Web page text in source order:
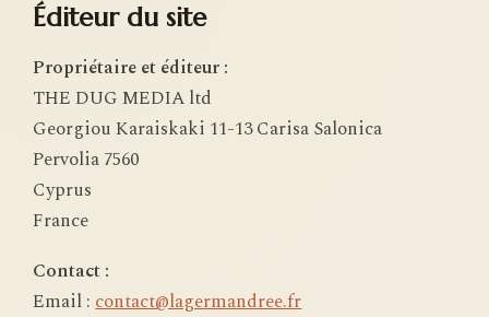
Éditeur du site
Propriétaire et éditeur :
THE DUG MEDIA ltd
Georgiou Karaiskaki 11-13 Carisa Salonica
Pervolia 7560
Cyprus
France
Contact :
Email :contact@lagermandree.fr